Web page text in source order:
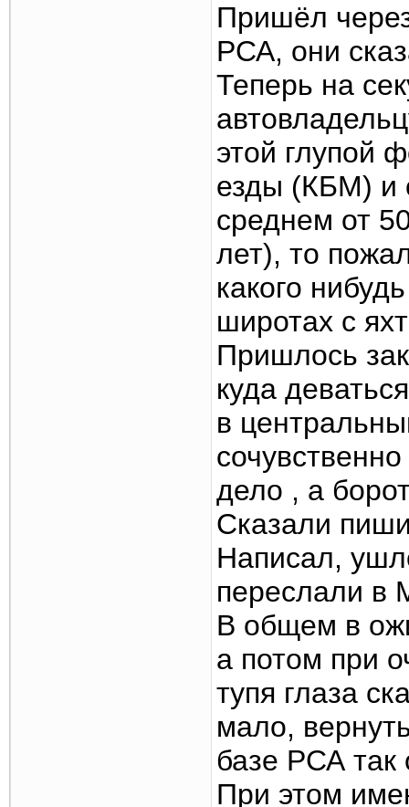
Пришёл
РСА, они
Теперь на
этой глупой
езды (КБМ) и
среднем от
лет), то
какого
широтах с
Пришлось
куда
в
дело , а
Сказали
Написал,
переслали в
В общем в
а потом при
тупя глаза
мало,
базе РСА так
При этом